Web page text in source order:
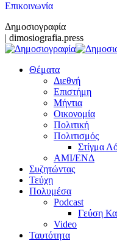
Επικοινωνία
Δημοσιογραφία
| dimosiografia.press
Θέματα
Διεθνή
Επιστήμη
Μήντια
Οικονομία
Πολιτική
Πολιτισμός
Στίγμα
AMI/ΕΝΔ
Συζητώντας
Τεύχη
Πολυμέσα
Podcast
Γεύση
Video
Ταυτότητα